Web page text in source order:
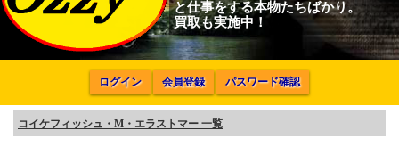
と仕事をする本物たちばかり。
買取も実施中！
ログイン 会員登録 パスワード確認
コイケフィッシュ・M・エラストマー 一覧